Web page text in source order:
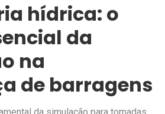
hídrica: o
da
na
de barragens